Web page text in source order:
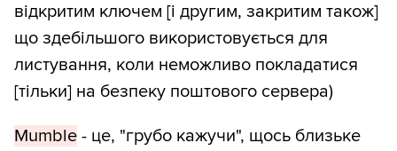
відкритим ключем [і другим, закритим також]
що здебільшого використовується для
листування, коли неможливо покладатися
[тільки] на безпеку поштового сервера)
Mumble - це, "грубо кажучи", щось близьке